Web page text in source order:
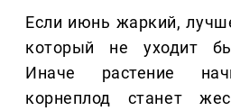
Если июнь жаркий,
который не уходит
Иначе растение
корнеплод станет